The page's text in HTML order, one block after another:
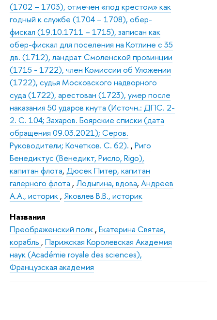
(1702 – 1703), отмечен «под крестом» как
годный к службе (1704 – 1708), обер-
фискал (19.10.1711 – 1715), записан как
обер-фискал для поселения на Котлине с 35
дв. (1712), ландрат Смоленской провинции
(1715 - 1722), член Комиссии об Уложении
(1722), судья Московского надворного
суда (1722), арестован (1723), умер после
наказания 50 ударов кнута (Источн.: ДПС. 2-
2. С. 104; Захаров. Боярские списки (дата
обращения 09.03.2021); Серов.
Руководители; Кочетков. С. 62). , Риго
Бенедиктус (Венедикт, Рисло, Rigo),
капитан флота, Дюсек Питер, капитан
галерного флота , Лодыгина, вдова, Андреев
А.А., историк , Яковлев В.В., историк
Названия
Преображенский полк , Екатерина Святая,
корабль , Парижская Королевская Академия
наук (Académie royale des sciences),
Французская академия